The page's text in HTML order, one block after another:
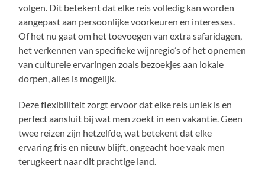
volgen. Dit betekent dat elke reis volledig kan worden
aangepast aan persoonlijke voorkeuren en interesses.
Of het nu gaat om het toevoegen van extra safaridagen,
het verkennen van specifieke wijnregio’s of het opnemen
van culturele ervaringen zoals bezoekjes aan lokale
dorpen, alles is mogelijk.
Deze flexibiliteit zorgt ervoor dat elke reis uniek is en
perfect aansluit bij wat men zoekt in een vakantie. Geen
twee reizen zijn hetzelfde, wat betekent dat elke
ervaring fris en nieuw blijft, ongeacht hoe vaak men
terugkeert naar dit prachtige land.